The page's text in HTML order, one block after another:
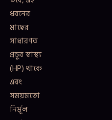
ধরনের
মাছের
সাধারণত
প্রচুর স্বাস্থ্য
(HP) থাকে
এবং
সময়মতো
নির্মূল